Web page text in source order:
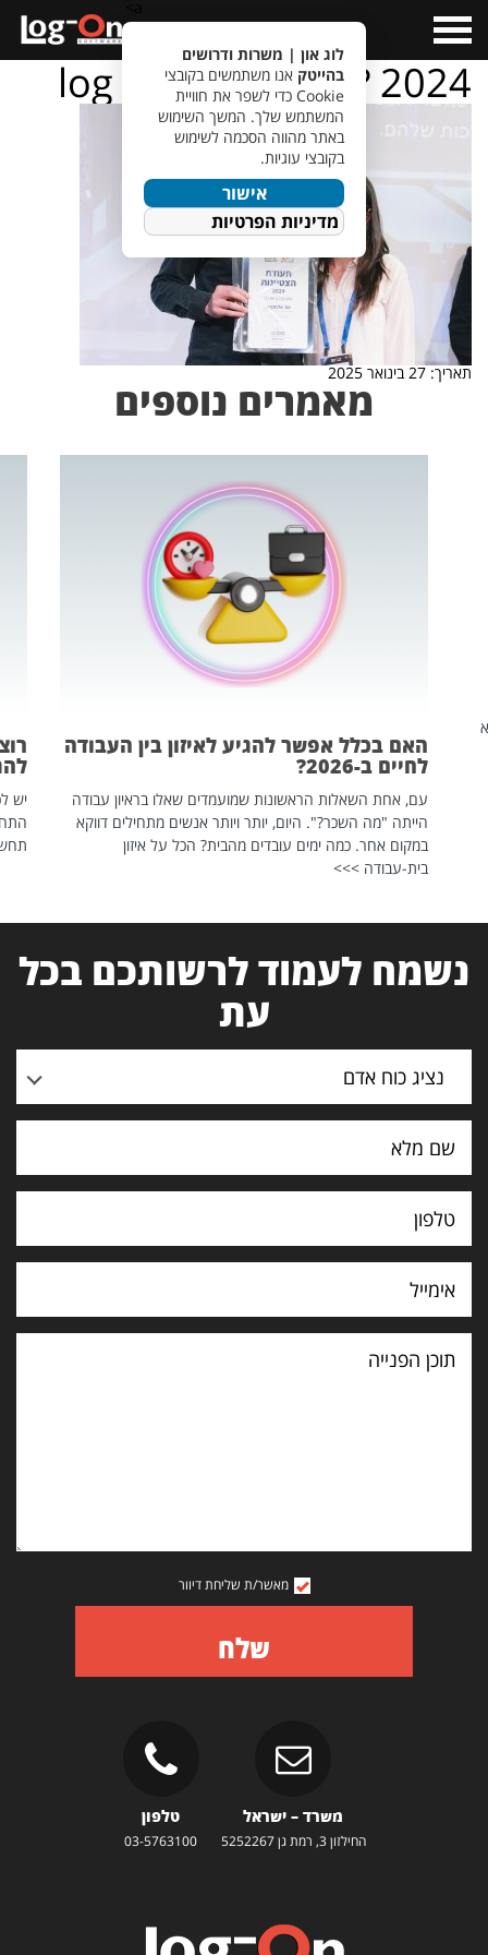
Menu
log – on – ???????? 2024
תאריך: 27 בינואר 2025
מאמרים נוספים
האם בכלל אפשר להגיע לאיזון בין העבודה
לחיים ב-2026?
עם, אחת השאלות הראשונות שמועמדים שאלו בראיון עבודה
הייתה "מה השכר?". היום, יותר ויותר אנשים מתחילים דווקא
במקום אחר. כמה ימים עובדים מהבית? הכל על איזון
בית-עבודה >>>
יש
נשמח לעמוד לרשותכם בכל
עת
נציג כוח אדם
תוכן
הפנייה
מאשר/ת שליחת דיוור
שלח
משרד – ישראל
החילזון 3, רמת גן 5252267
טלפון
03-5763100
לוג און | משרות ודרושים
בהייטק אנו משתמשים בקובצי
Cookie כדי לשפר את חוויית
המשתמש שלך. המשך השימוש
באתר מהווה הסכמה לשימוש
בקובצי עוגיות.
אישור
מדיניות הפרטיות